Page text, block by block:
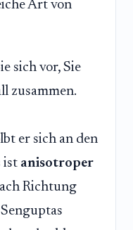
Art von
sich vor, Sie
zusammen.
er sich an den
ist anisotroper
Richtung